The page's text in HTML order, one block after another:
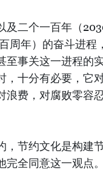
及二个一百年（
周年）的奋斗进程
事关这一进程的
，十分有必要，它
浪费，对腐败零容
，节约文化是构建
完全同意这一观点